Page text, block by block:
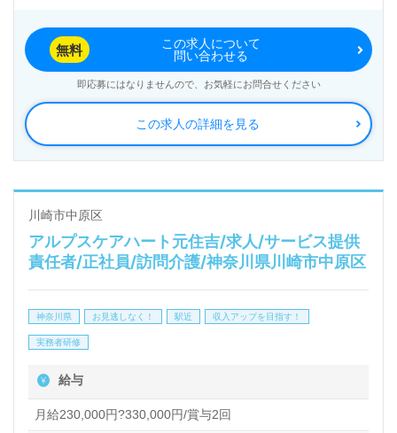
この求人は、ホスピスでの勤務経験がなくても応募可
能です。看護助手や介護職の経験がある方はもちろ
ん、これから介護職を目指す方にも最適な環境を提供
しています。急性期や緩和ケア、ターミナルケアの経
験者も歓迎し、専門性を高めながら働くことができま
す。24時間365日体制で利用者様に寄り添うスタッフ
と共に、あなたの資格や経験を活かしながら、心の声
に寄り添ったケアを実践できます。
人です。働きがいを感じながら、利用者様とそのご家
チーム医療に共感できる方を広く募集しています。医
療・福祉業界での正社員やパート求人をお探しの方
この求人の詳細を見る
無料
この求人について
問い合わせる
即応募にはなりませんので、お気軽にお問合せください
川崎市中原区
アルプスケアハート元住吉/求人/サービス提供
責任者/正社員/訪問介護/神奈川県川崎市中原区
神奈川県 お見逃しなく！ 駅近 収入アップを目指す！
実務者研修
給与
月給230,000円?330,000円/賞与2回